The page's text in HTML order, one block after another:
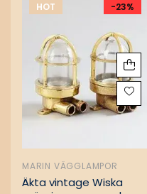
HOT -23%
MARIN VÄGGLAMPOR
Äkta vintage Wiska